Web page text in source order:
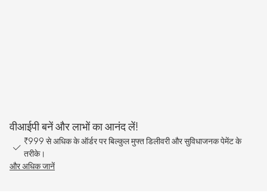
वीआईपी बनें और लाभों का आनंद लें!
₹999 से अधिक के ऑर्डर पर बिल्कुल मुफ्त डिलीवरी और सुविधाजनक पेमेंट के
तरीके।
और अधिक जानें